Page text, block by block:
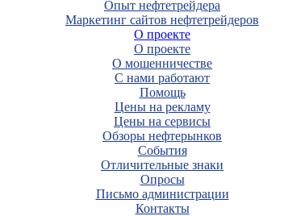
Опыт нефтетрейдера
Маркетинг сайтов нефтетрейдеров
О проекте
О проекте
О мошенничестве
С нами работают
Помощь
Цены на рекламу
Цены на сервисы
Обзоры нефтерынков
События
Отличительные знаки
Опросы
Письмо администрации
Контакты